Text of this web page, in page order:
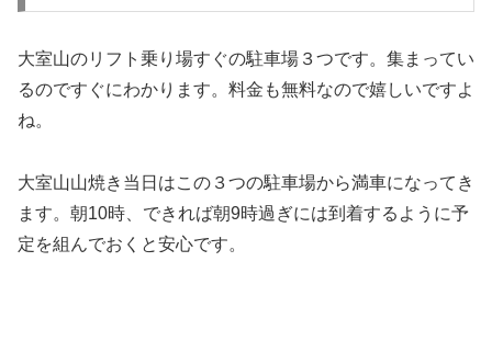
大室山のリフト乗り場すぐの駐車場３つです。集まってい
るのですぐにわかります。料金も無料なので嬉しいですよ
ね。
大室山山焼き当日はこの３つの駐車場から満車になってき
ます。朝10時、できれば朝9時過ぎには到着するように予
定を組んでおくと安心です。